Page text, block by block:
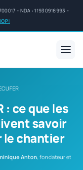
- NDA : 11930918993 -
: ce que les
savoir
le chantier
Anton, fondateur et